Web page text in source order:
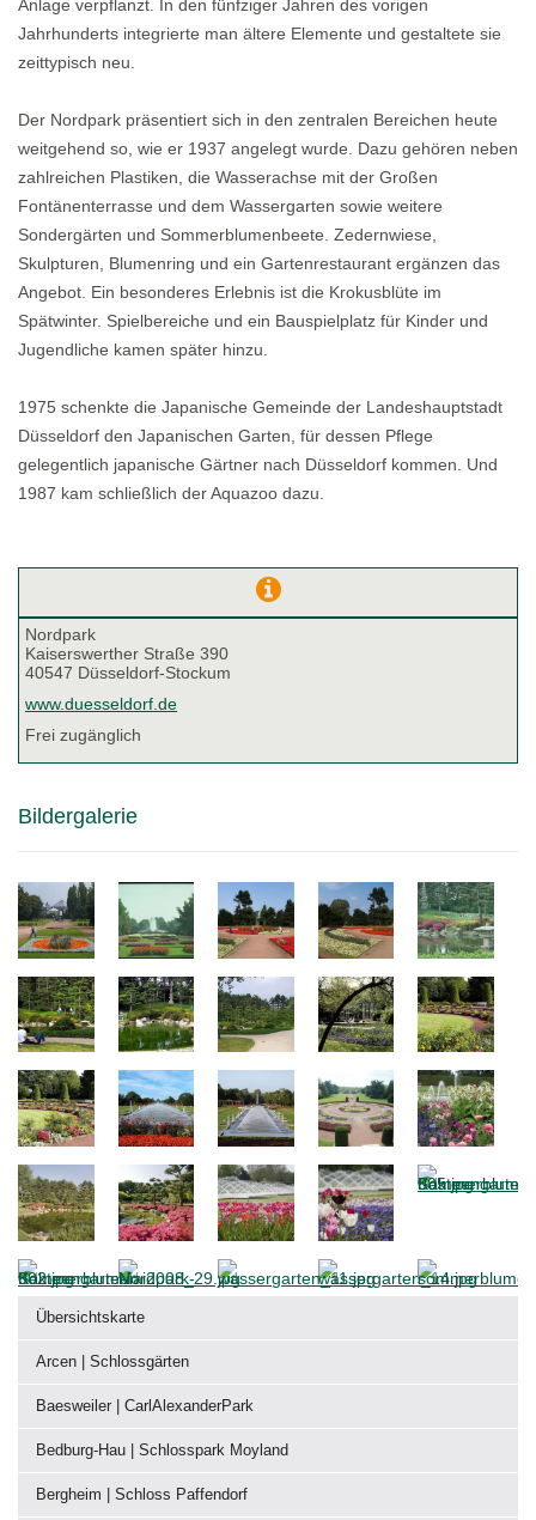
Anlage verpflanzt. In den fünfziger Jahren des vorigen
Jahrhunderts integrierte man ältere Elemente und gestaltete sie
zeittypisch neu.
Der Nordpark präsentiert sich in den zentralen Bereichen heute
weitgehend so, wie er 1937 angelegt wurde. Dazu gehören neben
zahlreichen Plastiken, die Wasserachse mit der Großen
Fontänenterrasse und dem Wassergarten sowie weitere
Sondergärten und Sommerblumenbeete. Zedernwiese,
Skulpturen, Blumenring und ein Gartenrestaurant ergänzen das
Angebot. Ein besonderes Erlebnis ist die Krokusblüte im
Spätwinter. Spielbereiche und ein Bauspielplatz für Kinder und
Jugendliche kamen später hinzu.
1975 schenkte die Japanische Gemeinde der Landeshauptstadt
Düsseldorf den Japanischen Garten, für dessen Pflege
gelegentlich japanische Gärtner nach Düsseldorf kommen. Und
1987 kam schließlich der Aquazoo dazu.
Nordpark
Kaiserswerther Straße 390
40547 Düsseldorf-Stockum
www.duesseldorf.de
Frei zugänglich
Bildergalerie
Übersichtskarte
Arcen | Schlossgärten
Baesweiler | CarlAlexanderPark
Bedburg-Hau | Schlosspark Moyland
Bergheim | Schloss Paffendorf